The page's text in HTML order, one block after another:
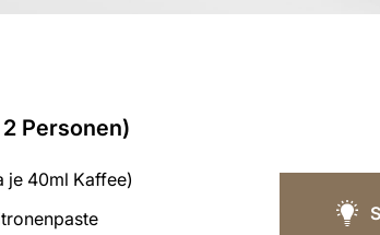
Personen)
je 40ml Kaffee)